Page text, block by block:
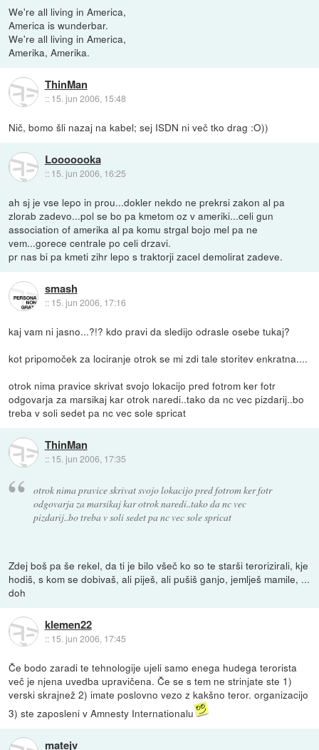
We're all living in America,
America is wunderbar.
We're all living in America,
Amerika, Amerika.
ThinMan
:: 15. jun 2006, 15:48
Nič, bomo šli nazaj na kabel; sej ISDN ni več tko drag :O))
Looooooka
:: 15. jun 2006, 16:25
ah sj je vse lepo in prou...dokler nekdo ne prekrsi zakon al pa
zlorab zadevo...pol se bo pa kmetom oz v ameriki...celi gun
association of amerika al pa komu strgal bojo mel pa ne
vem...gorece centrale po celi drzavi.
pr nas bi pa kmeti zihr lepo s traktorji zacel demolirat zadeve.
smash
:: 15. jun 2006, 17:16
kaj vam ni jasno...?!? kdo pravi da sledijo odrasle osebe tukaj?
kot pripomoček za lociranje otrok se mi zdi tale storitev enkratna....
otrok nima pravice skrivat svojo lokacijo pred fotrom ker fotr
odgovarja za marsikaj kar otrok naredi..tako da nc vec pizdarij..bo
treba v soli sedet pa nc vec sole spricat
ThinMan
:: 15. jun 2006, 17:35
otrok nima pravice skrivat svojo lokacijo pred fotrom ker fotr
odgovarja za marsikaj kar otrok naredi..tako da nc vec
pizdarij..bo treba v soli sedet pa nc vec sole spricat
Zdej boš pa še rekel, da ti je bilo všeč ko so te starši terorizirali, kje
hodiš, s kom se dobivaš, ali piješ, ali pušiš ganjo, jemlješ mamile, ...
doh
klemen22
:: 15. jun 2006, 17:45
Če bodo zaradi te tehnologije ujeli samo enega hudega terorista
več je njena uvedba upravičena. Če se s tem ne strinjate ste 1)
verski skrajnež 2) imate poslovno vezo z kakšno teror. organizacijo
3) ste zaposleni v Amnesty Internationalu
matejv